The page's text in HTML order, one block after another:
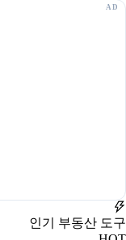
인기 부동산 도구